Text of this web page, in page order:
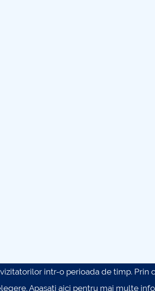
intr-o perioada de timp.
Apasati aici pentru mai multe